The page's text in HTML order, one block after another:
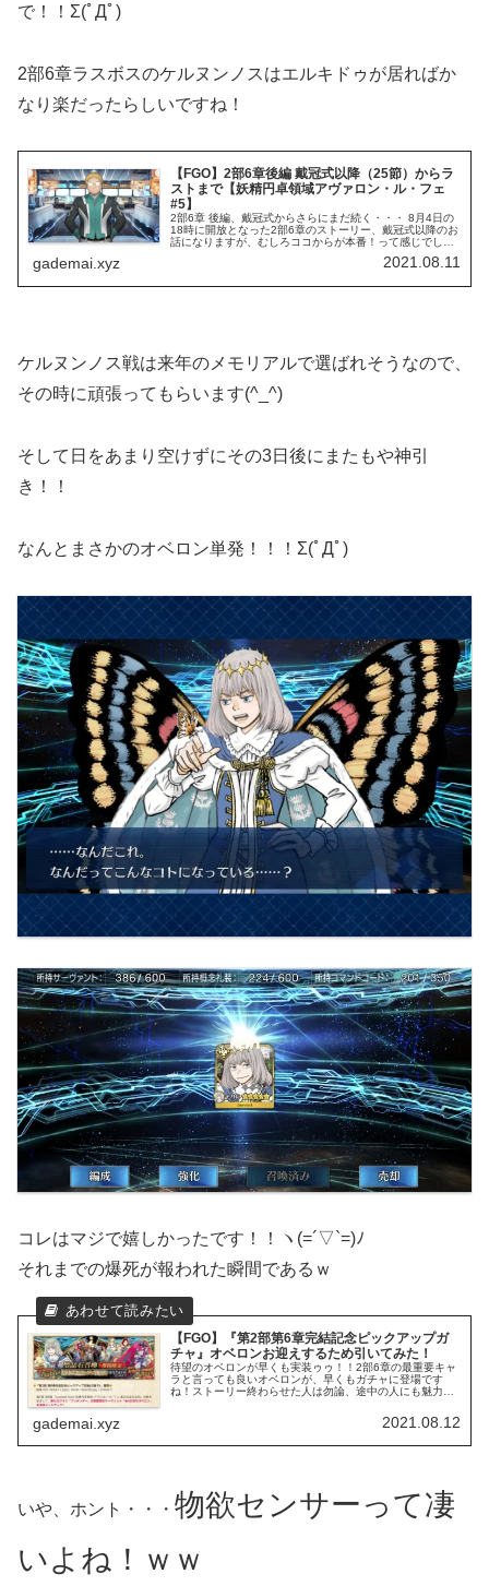
で！！Σ(ﾟДﾟ)
2部6章ラスボスのケルヌンノスはエルキドゥが居ればか
なり楽だったらしいですね！
【FGO】2部6章後編 戴冠式以降（25節）からラ
ストまで【妖精円卓領域アヴァロン・ル・フェ
#5】
2部6章 後編、戴冠式からさらにまだ続く・・・ 8月4日の
18時に開放となった2部6章のストーリー、戴冠式以降のお
話になりますが、むしろココからが本番！って感じでした
gademai.xyz 2021.08.11
ケルヌンノス戦は来年のメモリアルで選ばれそうなので、
その時に頑張ってもらいます(^_^)
そして日をあまり空けずにその3日後にまたもや神引
き！！
なんとまさかのオベロン単発！！！Σ(ﾟДﾟ)
コレはマジで嬉しかったです！！ヽ(=´▽`=)ﾉ
それまでの爆死が報われた瞬間であるｗ
【FGO】『第2部第6章完結記念ピックアップガ
チャ』オベロンお迎えするため引いてみた！
待望のオベロンが早くも実装ゥゥ！！2部6章の最重要キャ
ラと言っても良いオベロンが、早くもガチャに登場です
ね！ストーリー終わらせた人は勿論、途中の人にも魅力的
gademai.xyz 2021.08.12
いや、ホント・・・ 物欲センサーって凄
いよね！ｗｗ